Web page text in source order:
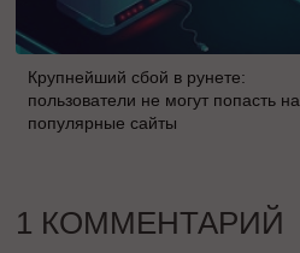
Крупнейший сбой в рунете:
пользователи не могут попасть на
популярные сайты
1 КОММЕНТАРИЙ